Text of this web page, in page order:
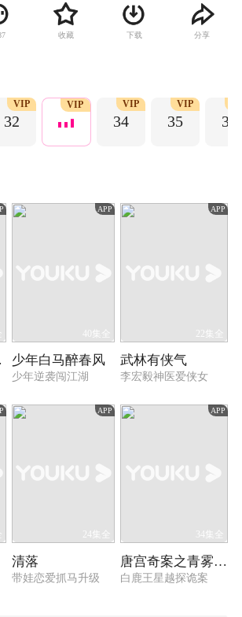
晚媚涅槃重生，成为新任城主，而这一切尽在公
子的算计之中……
收藏 下载 分享
32
VIP VIP
34
VIP
35
VIP
36
APP
40集全
少年白马醉春风
少年逆袭闯江湖
APP
22集全
武林有侠气
李宏毅神医爱侠女
APP
24集全
清落
带娃恋爱抓马升级
APP
34集全
唐宫奇案之青雾风鸣
白鹿王星越探诡案